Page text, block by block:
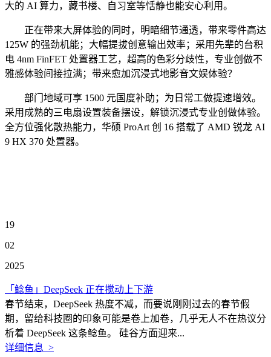
大的 AI 算力，藏书楼、自习室等恬静也能安心利用。
正在带来大屏体验的同时，明暗细节通透，带来零件高达
125W 的强劲机能；大幅提拔创意输出效率；采用先辈的台积
电 4nm FinFET 处置器工艺，超高的色彩分歧性，专业创做不
雅感体验间接拉满；带来愈加沉浸式地影音文娱体验？
部门地域可享 1500 元国度补助；为日常工做提速增效。
采用成熟的三电扇设置装备摆设，解锁沉浸式专业创做体验。
全方位强化散热能力，华硕 ProArt 创 16 搭载了 AMD 锐龙 AI
9 HX 370 处置器。
19
02
2025
「鲶鱼」DeepSeek 正在搅动上下游
春节结束，DeepSeek 热度不减，而要说刚刚过去的春节假
期，留给科技圈的印象可能是卷上加卷，几乎无人不在热议分
析着 DeepSeek 这条鲶鱼。 硅谷方面迎来...
详细信息 >